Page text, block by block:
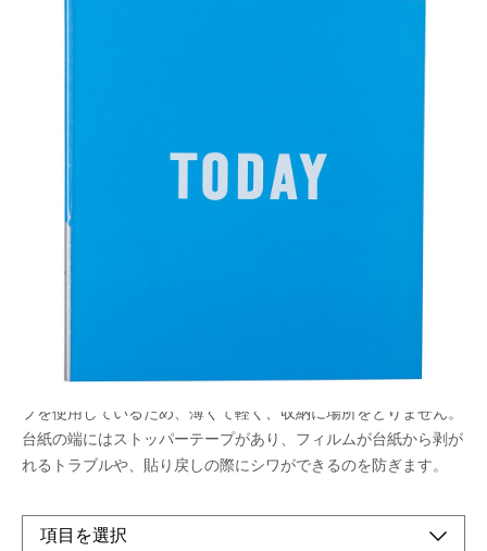
いバインダータイプのアルバム
メーカー希望小売価格：
¥1,870
ライト台紙とは、ペン・マーカーなどで台紙に絵や文字を直接書
き込むことができる台紙です。台紙の原料に100％バージンパル
プを使用しているため、薄くて軽く、収納に場所をとりません。
台紙の端にはストッパーテープがあり、フィルムが台紙から剥が
れるトラブルや、貼り戻しの際にシワができるのを防ぎます。